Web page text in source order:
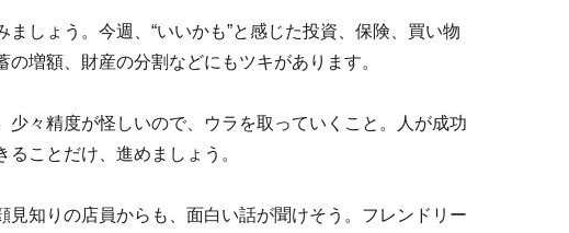
しょう。今週、“いいかも”と感じた投資、保険、買い物
増額、財産の分割などにもツキがあります。
々精度が怪しいので、ウラを取っていくこと。人が成功
ことだけ、進めましょう。
知りの店員からも、面白い話が聞けそう。フレンドリー